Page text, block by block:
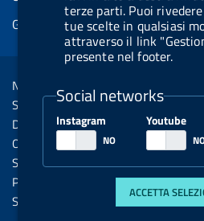
terze parti. Puoi
tue scelte in qualsiasi
attraverso il link
presente nel footer.
Social networks
Instagram Youtube
ACCETTA
l
.
b
t
t
o
n
s
k
y
u
b
e
l
.
b
t
t
o
n
.
s
Gestione cookie
Sezione Link Utili
Note legali
Social Media Policy
Dichiarazione di accessibilità
Obiettivi di accessibilità
Statistiche sito
Privacy
Servizi Online